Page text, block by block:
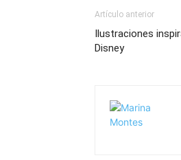
Artículo anterior
Ilustraciones
Disney